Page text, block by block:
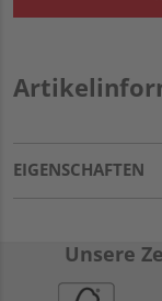
EIGENSCHAFTEN
Unsere